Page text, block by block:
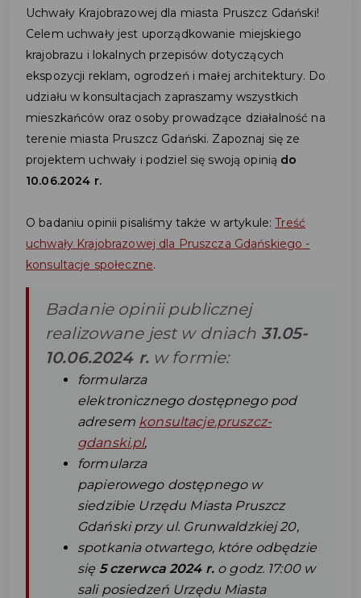
Uchwały Krajobrazowej dla miasta Pruszcz Gdański!
Celem uchwały jest uporządkowanie miejskiego
krajobrazu i lokalnych przepisów dotyczących
ekspozycji reklam, ogrodzeń i małej architektury. Do
udziału w konsultacjach zapraszamy wszystkich
mieszkańców oraz osoby prowadzące działalność na
terenie miasta Pruszcz Gdański. Zapoznaj się ze
projektem uchwały i podziel się swoją opinią do
10.06.2024 r.
O badaniu opinii pisaliśmy także w artykule:Treść
uchwały Krajobrazowej dla Pruszcza Gdańskiego -
konsultacje społeczne.
Badanie opinii publicznej
realizowane jest w dniach 31.05-
10.06.2024 r.w formie:
formularza
elektronicznego dostępnego pod
adresem konsultacje.pruszcz-
gdanski.pl,
formularza
papierowego dostępnego w
siedzibie Urzędu Miasta Pruszcz
Gdański przy ul. Grunwaldzkiej 20,
spotkania otwartego, które odbędzie
się 5 czerwca 2024 r.o godz. 17:00 w
sali posiedzeń Urzędu Miasta